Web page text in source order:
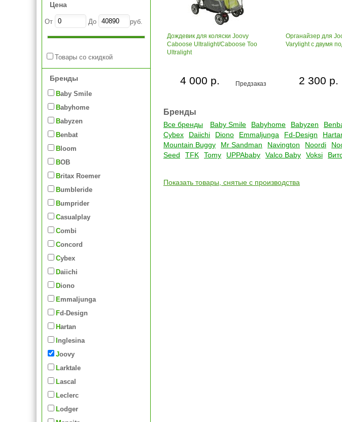
Цена
От До руб.
Товары со скидкой
Бренды
Baby Smile
Babyhome
Babyzen
Benbat
Bloom
BOB
Britax Roemer
Bumbleride
Bumprider
Casualplay
Combi
Concord
Cybex
Daiichi
Diono
Emmaljunga
Fd-Design
Hartan
Inglesina
Joovy
Larktale
Lascal
Leclerc
Lodger
Дождевик для коляски Joovy
Caboose Ultralight/Caboose Too
Ultralight
Предзаказ
4 000 р.
Органайзер для
Varylight c двумя
2 300 р.
Бренды
Все бренды Baby Smile Babyhome Babyzen
Cybex
Daiichi Diono Emmaljunga Fd-Design
Mountain Buggy
Mr Sandman Navington Noordi
Seed
TFK Tomy UPPAbaby Valco Baby Voksi
Показать товары, снятые с производства